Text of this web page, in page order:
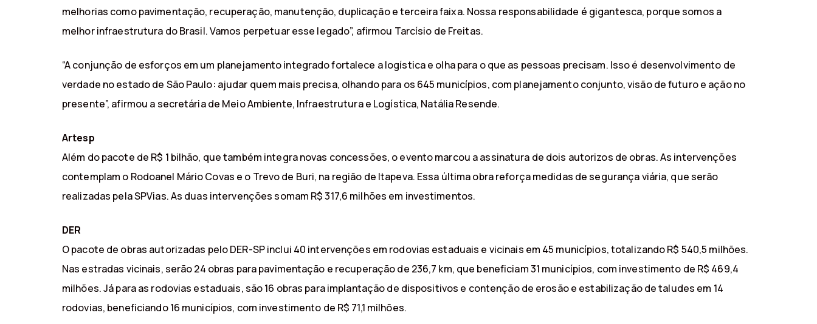
melhorias como pavimentação, recuperação, manutenção, duplicação e terceira faixa. Nossa responsabilidade é gigantesca, porque somos a
melhor infraestrutura do Brasil. Vamos perpetuar esse legado”, afirmou Tarcísio de Freitas.
“A conjunção de esforços em um planejamento integrado fortalece a logística e olha para o que as pessoas precisam. Isso é desenvolvimento de
verdade no estado de São Paulo: ajudar quem mais precisa, olhando para os 645 municípios, com planejamento conjunto, visão de futuro e ação no
presente”, afirmou a secretária de Meio Ambiente, Infraestrutura e Logística, Natália Resende.
Artesp
Além do pacote de R$ 1 bilhão, que também integra novas concessões, o evento marcou a assinatura de dois autorizos de obras. As intervenções
contemplam o Rodoanel Mário Covas e o Trevo de Buri, na região de Itapeva. Essa última obra reforça medidas de segurança viária, que serão
realizadas pela SPVias. As duas intervenções somam R$ 317,6 milhões em investimentos.
DER
O pacote de obras autorizadas pelo DER-SP inclui 40 intervenções em rodovias estaduais e vicinais em 45 municípios, totalizando R$ 540,5 milhões.
Nas estradas vicinais, serão 24 obras para pavimentação e recuperação de 236,7 km, que beneficiam 31 municípios, com investimento de R$ 469,4
milhões. Já para as rodovias estaduais, são 16 obras para implantação de dispositivos e contenção de erosão e estabilização de taludes em 14
rodovias, beneficiando 16 municípios, com investimento de R$ 71,1 milhões.